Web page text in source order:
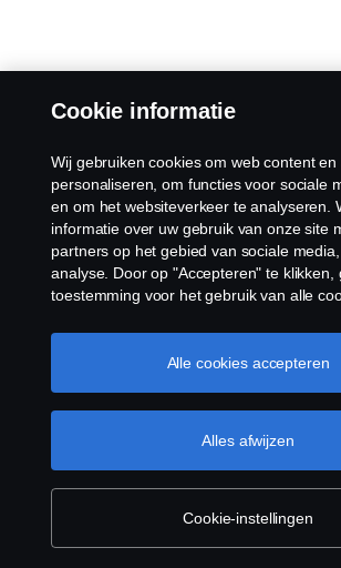
Cookie informatie
Wij gebruiken cookies om web content
personaliseren, om functies voor sociale
en om het websiteverkeer te analyseren.
informatie over uw gebruik van onze site
partners op het gebied van sociale
analyse. Door op "Accepteren" te klikken,
toestemming voor het gebruik van alle
door op "Cookie Instellingen" te klikken en
categorieën te selecteren die u wilt
Cookie beleid
Cookie-instellingen
Alles afwijzen
Alle cookies accepteren